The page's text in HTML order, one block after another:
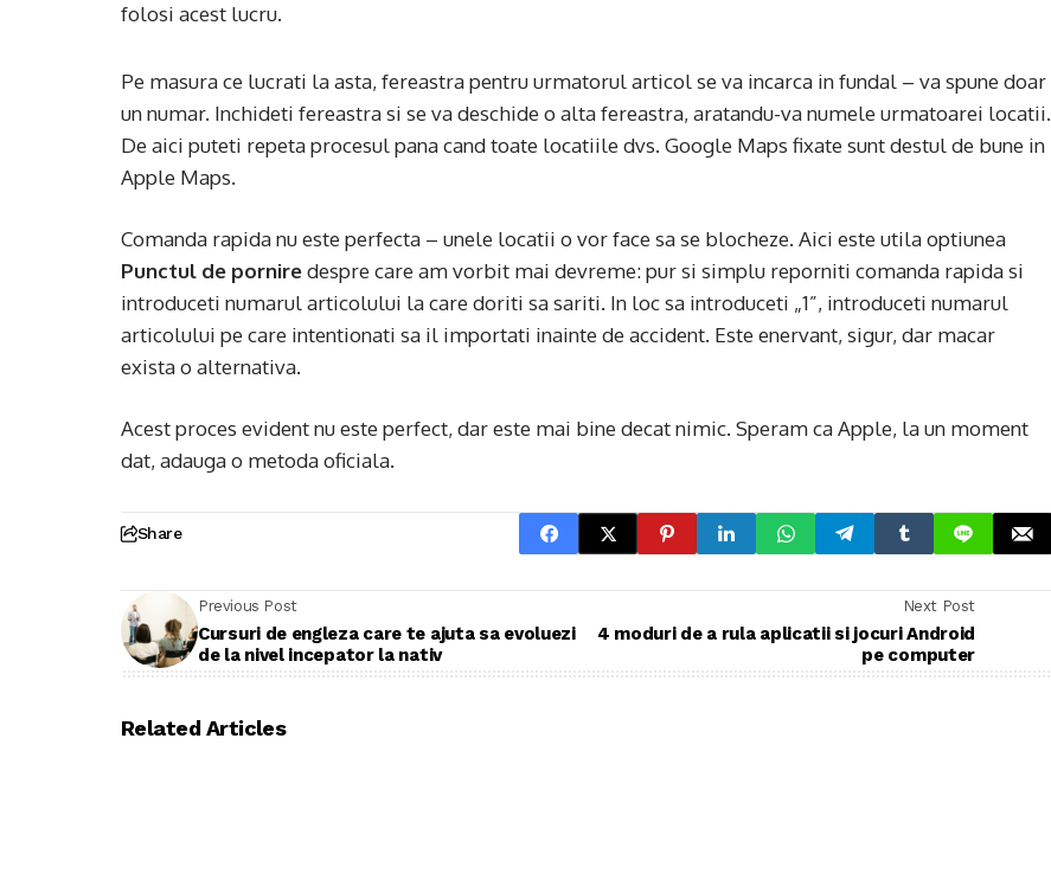
folosi acest lucru.
Pe masura ce lucrati la asta, fereastra pentru urmatorul articol se va incarca in fundal – va spune doar
un numar. Inchideti fereastra si se va deschide o alta fereastra, aratandu-va numele urmatoarei locatii.
De aici puteti repeta procesul pana cand toate locatiile dvs. Google Maps fixate sunt destul de bune in
Apple Maps.
Comanda rapida nu este perfecta – unele locatii o vor face sa se blocheze. Aici este utila optiunea
Punctul de porniredespre care am vorbit mai devreme: pur si simplu reporniti comanda rapida si
introduceti numarul articolului la care doriti sa sariti. In loc sa introduceti „1”, introduceti numarul
articolului pe care intentionati sa il importati inainte de accident. Este enervant, sigur, dar macar
exista o alternativa.
Acest proces evident nu este perfect, dar este mai bine decat nimic. Speram ca Apple, la un moment
dat, adauga o metoda oficiala.
Share
Previous Post
Cursuri de engleza care te ajuta sa evoluezi
de la nivel incepator la nativ
Next Post
4 moduri de a rula aplicatii si jocuri Android
pe computer
Related Articles